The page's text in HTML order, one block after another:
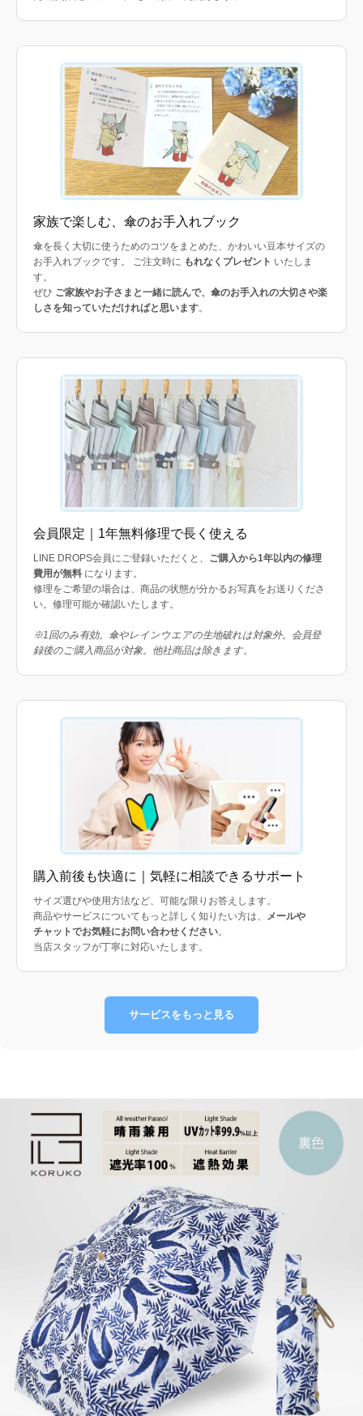
家族で楽しむ、傘のお手入れブック
傘を長く大切に使うためのコツをまとめた、かわいい豆本サイズの
お手入れブックです。 ご注文時に もれなくプレゼント いたしま
す。
ぜひ ご家族やお子さまと一緒に読んで、傘のお手入れの大切さや楽
しさを知っていただければと思います。
会員限定｜1年無料修理で長く使える
LINE DROPS会員にご登録いただくと、 ご購入から1年以内の修理
費用が無料 になります。
修理をご希望の場合は、商品の状態が分かるお写真をお送りくださ
い。修理可能か確認いたします。
※1回のみ有効。傘やレインウエアの生地破れは対象外。会員登
録後のご購入商品が対象。他社商品は除きます。
購入前後も快適に｜気軽に相談できるサポート
サイズ選びや使用方法など、可能な限りお答えします。
商品やサービスについてもっと詳しく知りたい方は、
メールや
チャットでお気軽にお問い合わせください。
当店スタッフが丁寧に対応いたします。
サービスをもっと見る